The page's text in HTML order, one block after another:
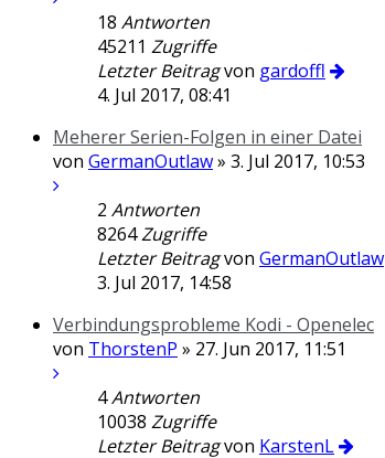
18 Antworten
45211 Zugriffe
Letzter Beitragvon gardoffl
4. Jul 2017, 08:41
Meherer Serien-Folgen in einer Datei
von GermanOutlaw» 3. Jul 2017, 10:53
2 Antworten
8264Zugriffe
Letzter Beitragvon GermanOutlaw
3. Jul 2017, 14:58
Verbindungsprobleme Kodi - Openelec
von ThorstenP » 27. Jun 2017, 11:51
4Antworten
10038 Zugriffe
Letzter Beitragvon KarstenL